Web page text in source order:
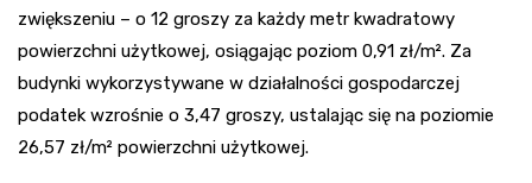
zwiększeniu – o 12 groszy za każdy metr kwadratowy
powierzchni użytkowej, osiągając poziom 0,91 zł/m². Za
budynki wykorzystywane w działalności gospodarczej
podatek wzrośnie o 3,47 groszy, ustalając się na poziomie
26,57 zł/m² powierzchni użytkowej.